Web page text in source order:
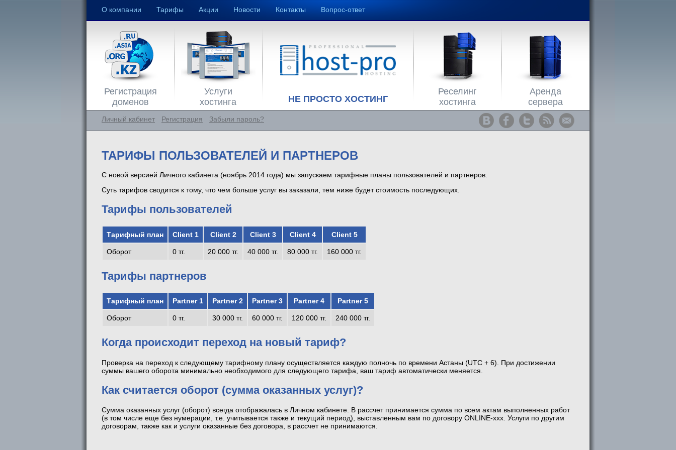
О компании Тарифы Акции Новости Контакты Вопрос-ответ
Регистрация
доменов
Услуги
хостинга
НЕ ПРОСТО ХОСТИНГ
Реселинг
хостинга
Аренда
сервера
Личный кабинет Регистрация Забыли пароль?
ТАРИФЫ ПОЛЬЗОВАТЕЛЕЙ И ПАРТНЕРОВ
С новой версией Личного кабинета (ноябрь 2014 года) мы запускаем тарифные планы пользователей и партнеров.
Суть тарифов сводится к тому, что чем больше услуг вы заказали, тем ниже будет стоимость последующих.
Тарифы пользователей
Тарифный план Client 1 Client 2 Client 3 Client 4 Client 5
Оборот 0 тг. 20 000 тг. 40 000 тг. 80 000 тг. 160 000 тг.
Тарифы партнеров
Тарифный план Partner 1 Partner 2 Partner 3 Partner 4 Partner 5
Оборот 0 тг. 30 000 тг. 60 000 тг. 120 000 тг. 240 000 тг.
Когда происходит переход на новый тариф?
Проверка на переход к следующему тарифному плану осуществляется каждую полночь по времени Астаны (UTC + 6). При достижении
суммы вашего оборота минимально необходимого для следующего тарифа, ваш тариф автоматически меняется.
Как считается оборот (сумма оказанных услуг)?
Сумма оказанных услуг (оборот) всегда отображалась в Личном кабинете. В рассчет принимается сумма по всем актам выполненных работ
(в том числе еще без нумерации, т.е. учитывается также и текущий период), выставленным вам по договору ONLINE-xxx. Услуги по другим
договорам, также как и услуги оказанные без договора, в рассчет не принимаются.